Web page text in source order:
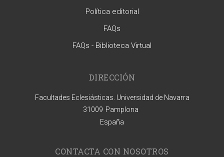
Política editorial
FAQs
FAQs - Biblioteca Virtual
DIRECCIÓN
Facultades Eclesiásticas. Universidad de Navarra
31009 Pamplona
España
CONTACTA CON NOSOTROS